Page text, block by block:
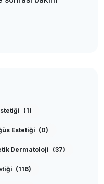
(1)
Estetiği (0)
Dermatoloji (37)
(116)